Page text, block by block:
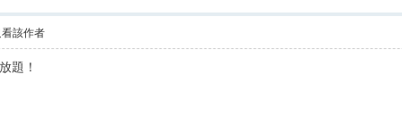
看該作者
題！